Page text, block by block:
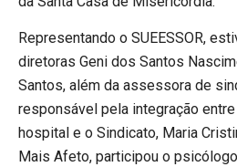
Representando o SUEESSOR,
diretoras Geni dos Santos
Santos, além da assessora de
responsável pela integração
hospital e o Sindicato, Maria
Mais Afeto, participou o